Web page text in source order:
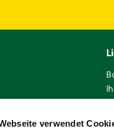
verwendet